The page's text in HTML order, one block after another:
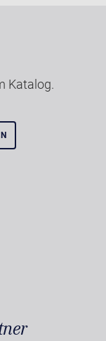
Katalog.